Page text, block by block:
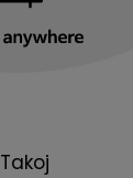
Takoj